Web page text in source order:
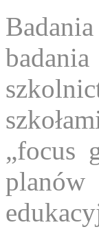
„focus